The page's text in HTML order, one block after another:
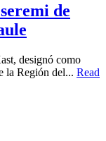
de
designó como
la Región del... Read